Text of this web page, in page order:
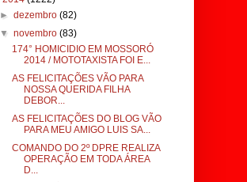
►dezembro(82)
▼novembro(83)
174° HOMICIDIO EM MOSSORÓ
2014 / MOTOTAXISTA FOI E...
AS FELICITAÇÕES VÃO PARA
NOSSA QUERIDA FILHA
DEBOR...
AS FELICITAÇÕES DO BLOG VÃO
PARA MEU AMIGO LUIS SA...
COMANDO DO 2º DPRE REALIZA
OPERAÇÃO EM TODA ÁREA
D...